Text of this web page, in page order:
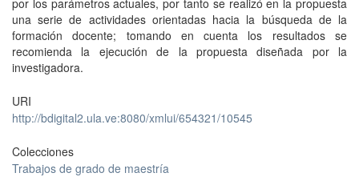
por los parámetros actuales, por tanto se realizó en la propuesta
una serie de actividades orientadas hacia la búsqueda de la
formación docente; tomando en cuenta los resultados se
recomienda la ejecución de la propuesta diseñada por la
investigadora.
URI
http://bdigital2.ula.ve:8080/xmlui/654321/10545
Colecciones
Trabajos de grado de maestría